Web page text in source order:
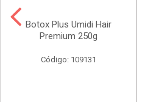
Botox Plus Umidi Hair
Premium 250g
Código: 109131